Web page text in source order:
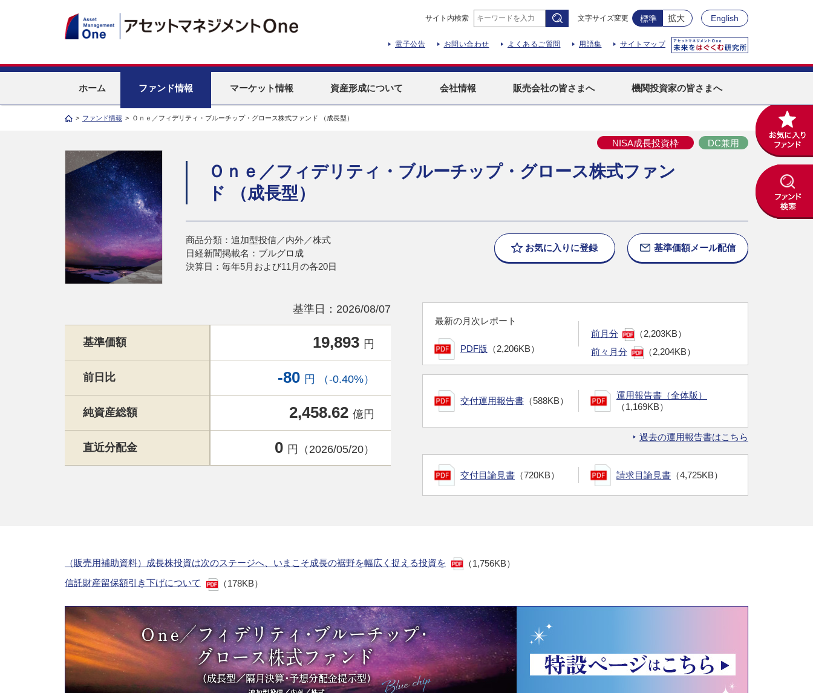
サイト内検索 文字サイズ変更 標準 拡大 English
電子公告 お問い合わせ よくあるご質問 用語集 サイトマップ
ホーム ファンド情報 マーケット情報 資産形成について 会社情報 販売会社の皆さまへ 機関投資家の皆さまへ
> ファンド情報 > Ｏｎｅ／フィデリティ・ブルーチップ・グロース株式ファンド （成長型）
NISA成長投資枠 DC兼用
Ｏｎｅ／フィデリティ・ブルーチップ・グロース株式ファン
ド （成長型）
商品分類：追加型投信／内外／株式
日経新聞掲載名：ブルグロ成
決算日：毎年5月および11月の各20日
お気に入りに登録 基準価額メール配信
基準日：2026/08/07
基準価額 19,893 円
前日比 -80 円 （-0.40%）
純資産総額 2,458.62 億円
直近分配金 0 円（2026/05/20）
最新の月次レポート
PDF版 （2,206KB）
前月分
（2,203KB）
前々月分
（2,204KB）
交付運用報告書 （588KB）
運用報告書（全体版）
（1,169KB）
過去の運用報告書はこちら
交付目論見書 （720KB） 請求目論見書 （4,725KB）
（販売用補助資料）成長株投資は次のステージへ、いまこそ成長の裾野を幅広く捉える投資を
（1,756KB）
信託財産留保額引き下げについて
（178KB）